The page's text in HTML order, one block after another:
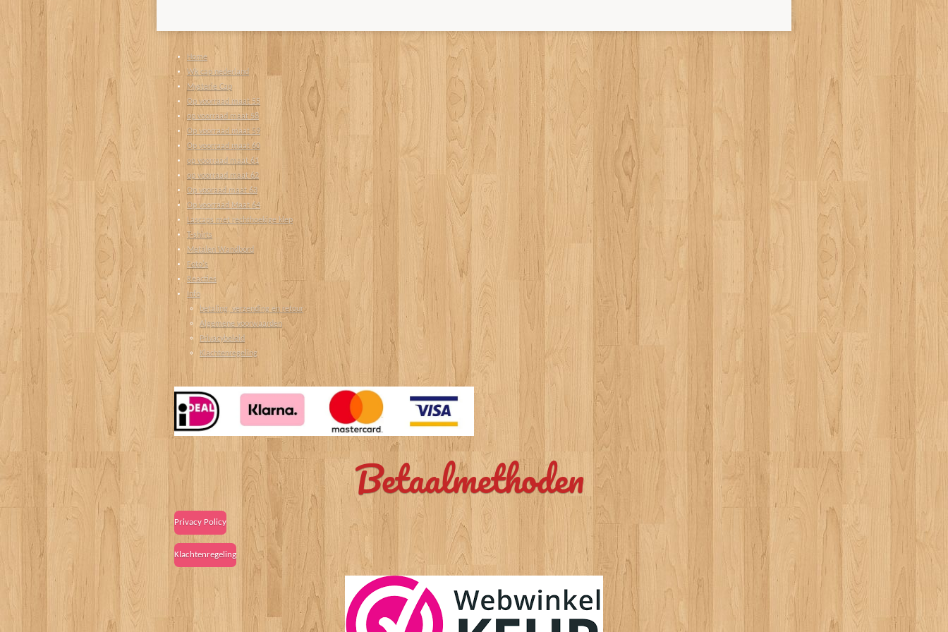
Home
Wk cap nederland
Mysterie Cap
Op voorraad maat 55
op voorraad maat 58
Op voorraad maat 59
Op voorraad maat 60
op voorraad maat 61
op voorraad maat 62
Op vooraad maat 63
Op voorraad Maat 64
Lascaps met rechthoekige klep
T-shirts
Metalen Wandbord
Foto's
Reacties
Info
betaling, verzending en retour
Algemene voorwaarden
Privacybeleid
Klachtenregeling
Betaalmethoden
Privacy Policy
Klachtenregeling